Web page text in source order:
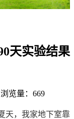
天实验结果
览量： 669
天，我家地下室靠